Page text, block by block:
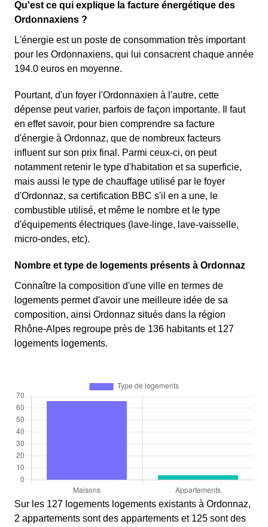
Qu'est ce qui explique la facture énergétique des
Ordonnaxiens ?
L'énergie est un poste de consommation très important
pour les Ordonnaxiens, qui lui consacrent chaque année
194.0 euros en moyenne.
Pourtant, d'un foyer l'Ordonnaxien à l'autre, cette
dépense peut varier, parfois de façon importante. Il faut
en effet savoir, pour bien comprendre sa facture
d'énergie à Ordonnaz, que de nombreux facteurs
influent sur son prix final. Parmi ceux-ci, on peut
notamment retenir le type d'habitation et sa superficie,
mais aussi le type de chauffage utilisé par le foyer
d'Ordonnaz, sa certification BBC s'il en a une, le
combustible utilisé, et même le nombre et le type
d'équipements électriques (lave-linge, lave-vaisselle,
micro-ondes, etc).
Nombre et type de logements présents à Ordonnaz
Connaître la composition d'une ville en termes de
logements permet d'avoir une meilleure idée de sa
composition, ainsi Ordonnaz situés dans la région
Rhône-Alpes regroupe près de 136 habitants et 127
logements logements.
Sur les 127 logements logements existants à Ordonnaz,
2 appartements sont des appartements et 125 sont des